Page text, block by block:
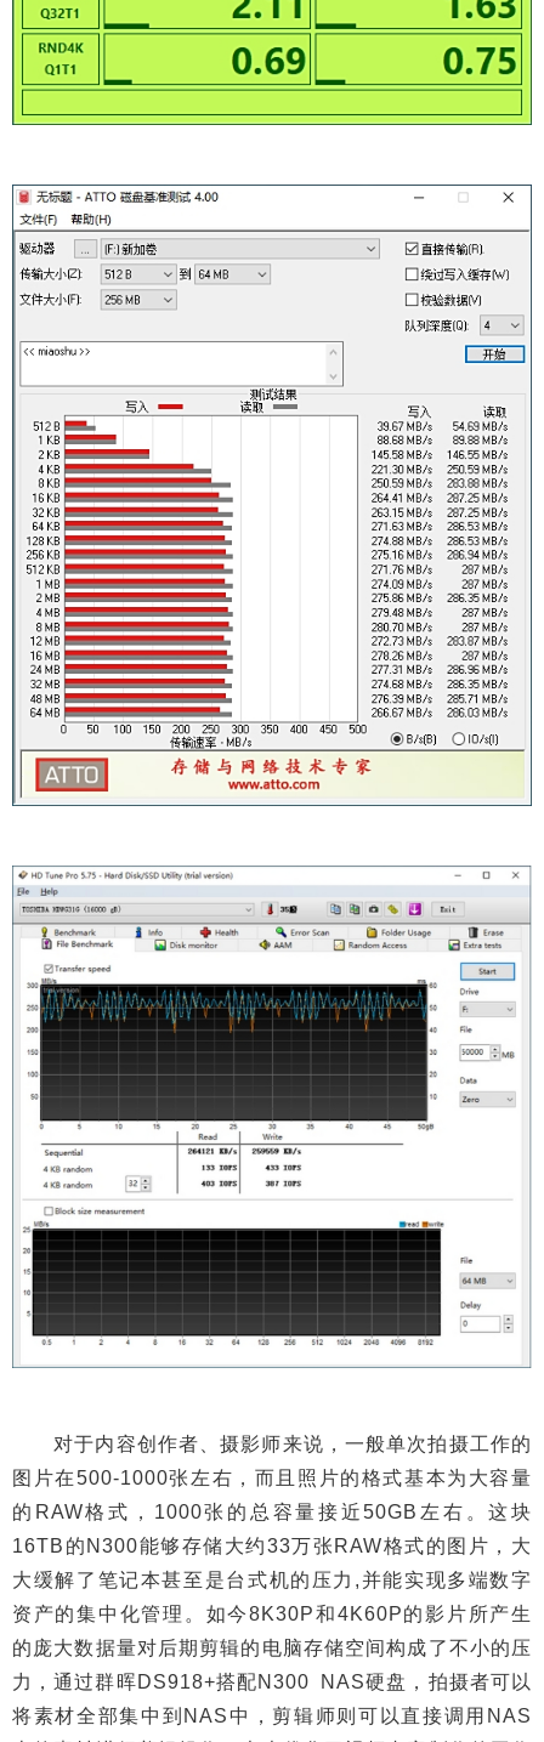
对于内容创作者、摄影师来说，一般单次拍摄工作的
图片在500-1000张左右，而且照片的格式基本为大容量
的RAW格式，1000张的总容量接近50GB左右。这块
16TB的N300能够存储大约33万张RAW格式的图片，大
大缓解了笔记本甚至是台式机的压力,并能实现多端数字
资产的集中化管理。如今8K30P和4K60P的影片所产生
的庞大数据量对后期剪辑的电脑存储空间构成了不小的压
力，通过群晖DS918+搭配N300 NAS硬盘，拍摄者可以
将素材全部集中到NAS中，剪辑师则可以直接调用NAS